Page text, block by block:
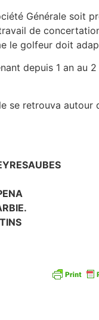
Générale soit
de
le golfeur doit
depuis 1 an
se retrouva